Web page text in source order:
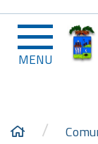
MENU
/